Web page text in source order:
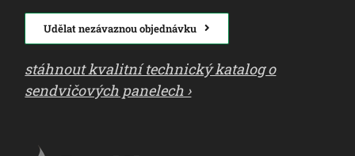
Udělat nezávaznou objednávku
stáhnout kvalitní technický katalog o
sendvičových panelech ›